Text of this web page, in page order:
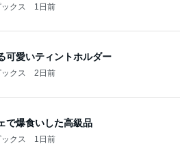
クス 1日前
可愛いティントホルダー
クス 2日前
で爆食いした高級品
クス 1日前